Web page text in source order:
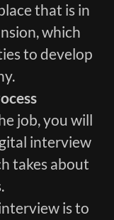
that is in
which
to develop
job, you will
interview
takes about
is to